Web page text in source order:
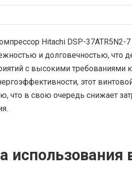
Hitachi DSP-37ATR5N2-
и долговечностью, что
с высокими требованиями
этот
что в свою очередь снижает
использования